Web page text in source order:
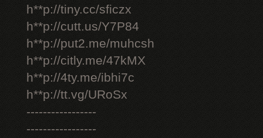
h**p://tiny.cc/sficzx
h**p://cutt.us/Y7P84
h**p://put2.me/muhcsh
h**p://citly.me/47kMX
h**p://4ty.me/ibhi7c
h**p://tt.vg/URoSx
-----------------
-----------------